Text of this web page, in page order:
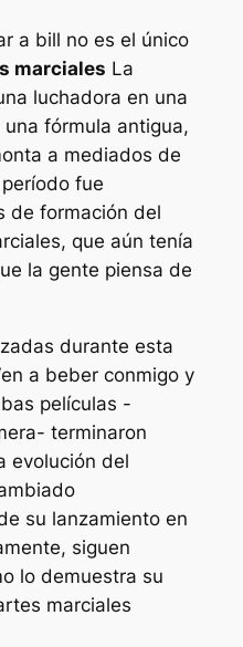
a bill no es el único
marciales La
luchadora en una
fórmula antigua,
a mediados de
fue
de formación del
que aún tenía
la gente piensa de
durante esta
a beber conmigoy
películas -
terminaron
evolución del
su lanzamiento en
siguen
lo demuestra su
marciales